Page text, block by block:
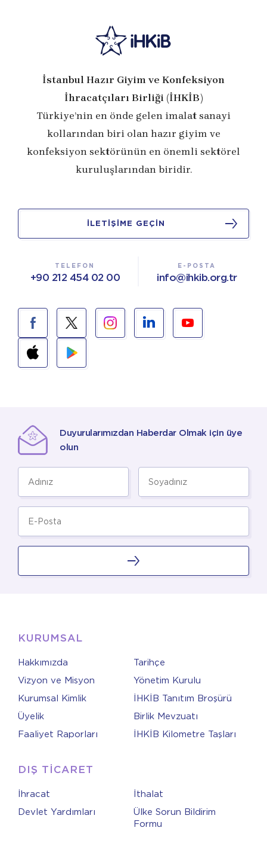
İstanbul Hazır Giyim ve Konfeksiyon
İhracatçıları Birliği (İHKİB)
Türkiye’nin en önde gelen imalat sanayi
kollarından biri olan hazır giyim ve
konfeksiyon sektörünün en önemli sektörel
kuruluşlarından biridir.
İLETİŞİME GEÇİN
TELEFON
+90 212 454 02 00
E-POSTA
info@ihkib.org.tr
Duyurularımızdan Haberdar Olmak için üye
olun
KURUMSAL
Hakkımızda
Tarihçe
Vizyon ve Misyon
Yönetim Kurulu
Kurumsal Kimlik
İHKİB Tanıtım Broşürü
Üyelik
Birlik Mevzuatı
Faaliyet Raporları
İHKİB Kilometre Taşları
DIŞ TİCARET
İhracat
İthalat
Devlet Yardımları
Ülke Sorun Bildirim
Formu